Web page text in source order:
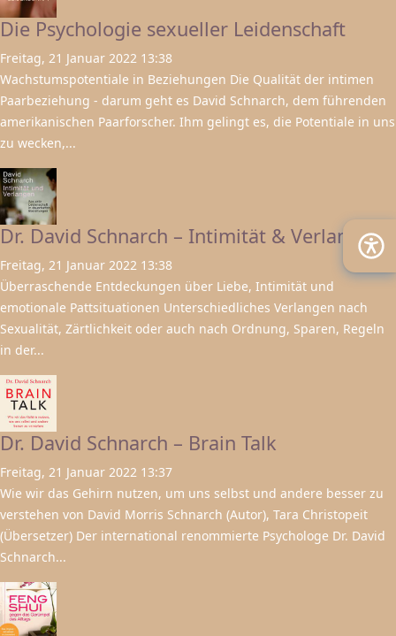
Die Psychologie sexueller Leidenschaft
Freitag, 21 Januar 2022 13:38
Wachstumspotentiale in Beziehungen Die Qualität der intimen
Paarbeziehung - darum geht es David Schnarch, dem führenden
amerikanischen Paarforscher. Ihm gelingt es, die Potentiale in uns
zu wecken,...
Dr. David Schnarch – Intimität & Verlangen
Freitag, 21 Januar 2022 13:38
Überraschende Entdeckungen über Liebe, Intimität und
emotionale Pattsituationen Unterschiedliches Verlangen nach
Sexualität, Zärtlichkeit oder auch nach Ordnung, Sparen, Regeln
in der...
Dr. David Schnarch – Brain Talk
Freitag, 21 Januar 2022 13:37
Wie wir das Gehirn nutzen, um uns selbst und andere besser zu
verstehen von David Morris Schnarch (Autor), Tara Christopeit
(Übersetzer) Der international renommierte Psychologe Dr. David
Schnarch...